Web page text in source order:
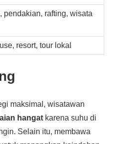
pendakian, rafting, wisata
resort, tour lokal
maksimal, wisatawan
hangatkarena suhu di
Selain itu, membawa